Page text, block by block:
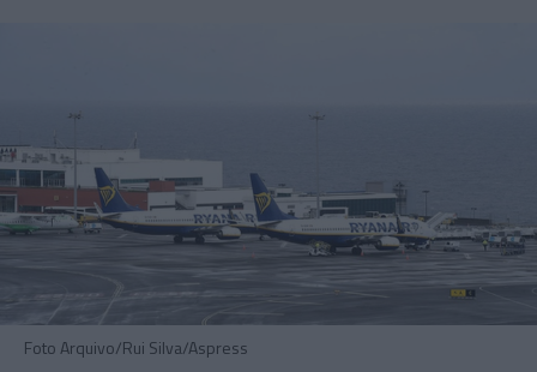
Foto Arquivo/Rui Silva/Aspress